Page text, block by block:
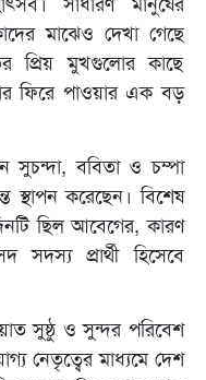
মাঝেও দেখা গেছে
প্রিয় মুখগুলোর কাছে
ফিরে পাওয়ার এক বড়
সুচন্দা, ববিতা ও চম্পা
স্থাপন করেছেন। বিশেষ
ছিল আবেগের, কারণ
সদস্য প্রার্থী হিসেবে
সুষ্ঠু ও সুন্দর পরিবেশ
নেতৃত্বের মাধ্যমে দেশ